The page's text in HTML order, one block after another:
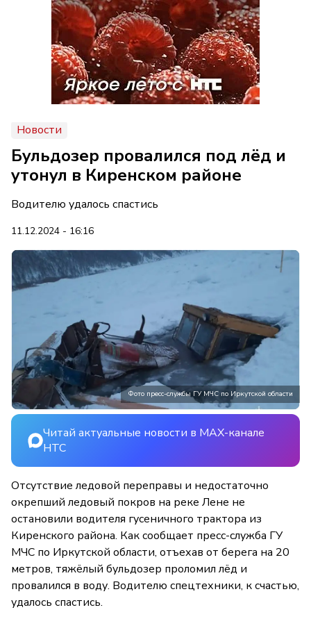
Новости
Бульдозер провалился под лёд и
утонул в Киренском районе
Водителю удалось спастись
11.12.2024 - 16:16
Фото пресс-службы ГУ МЧС по Иркутской области
Читай актуальные новости в MAX-канале
НТС
Отсутствие ледовой переправы и недостаточно
окрепший ледовый покров на реке Лене не
остановили водителя гусеничного трактора из
Киренского района. Как сообщает пресс-служба ГУ
МЧС по Иркутской области, отъехав от берега на 20
метров, тяжёлый бульдозер проломил лёд и
провалился в воду. Водителю спецтехники, к счастью,
удалось спастись.